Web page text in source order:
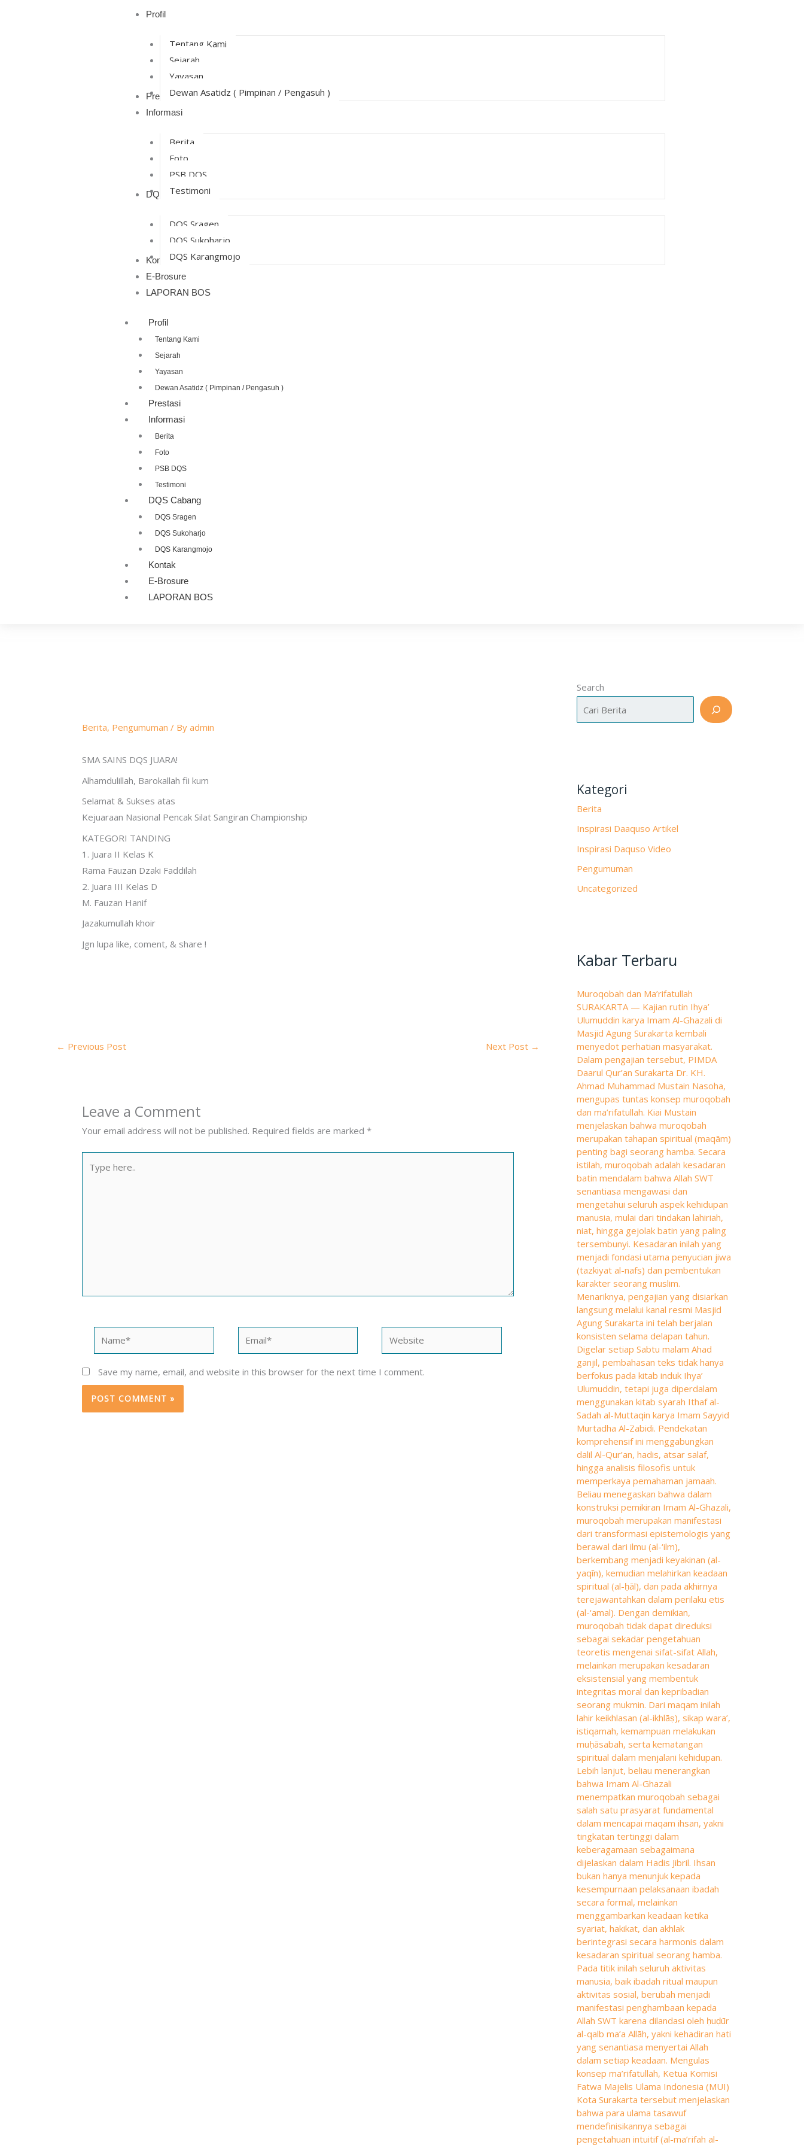
Profil
Tentang Kami
Sejarah
Yayasan
Dewan Asatidz ( Pimpinan / Pengasuh )
Prestasi
Informasi
Berita
Foto
PSB DQS
Testimoni
DQS Cabang
DQS Sragen
DQS Sukoharjo
DQS Karangmojo
Kontak
E-Brosure
LAPORAN BOS
Profil
Tentang Kami
Sejarah
Yayasan
Dewan Asatidz ( Pimpinan / Pengasuh )
Prestasi
Informasi
Berita
Foto
PSB DQS
Testimoni
DQS Cabang
DQS Sragen
DQS Sukoharjo
DQS Karangmojo
Kontak
E-Brosure
LAPORAN BOS
Berita, Pengumuman / By admin
SMA SAINS DQS JUARA!
Alhamdulillah, Barokallah fii kum
Selamat & Sukses atas
Kejuaraan Nasional Pencak Silat Sangiran Championship
KATEGORI TANDING
1. Juara II Kelas K
Rama Fauzan Dzaki Faddilah
2. Juara III Kelas D
M. Fauzan Hanif
Jazakumullah khoir
Jgn lupa like, coment, & share !
← Previous Post Next Post →
Leave a Comment
Your email address will not be published. Required fields are marked *
here..
Website
Save my name, email, and website in this browser for the next time I comment.
Search
Kategori
Berita
Inspirasi Daaquso Artikel
Inspirasi Daquso Video
Pengumuman
Uncategorized
Kabar Terbaru
Muroqobah dan Ma’rifatullah
SURAKARTA — Kajian rutin Ihya’
Ulumuddin karya Imam Al-Ghazali di
Masjid Agung Surakarta kembali
menyedot perhatian masyarakat.
Dalam pengajian tersebut, PIMDA
Daarul Qur’an Surakarta Dr. KH.
Ahmad Muhammad Mustain Nasoha,
mengupas tuntas konsep muroqobah
dan ma’rifatullah. Kiai Mustain
menjelaskan bahwa muroqobah
merupakan tahapan spiritual (maqām)
penting bagi seorang hamba. Secara
istilah, muroqobah adalah kesadaran
batin mendalam bahwa Allah SWT
senantiasa mengawasi dan
mengetahui seluruh aspek kehidupan
manusia, mulai dari tindakan lahiriah,
niat, hingga gejolak batin yang paling
tersembunyi. Kesadaran inilah yang
menjadi fondasi utama penyucian jiwa
(tazkiyat al-nafs) dan pembentukan
karakter seorang muslim.
Menariknya, pengajian yang disiarkan
langsung melalui kanal resmi Masjid
Agung Surakarta ini telah berjalan
konsisten selama delapan tahun.
Digelar setiap Sabtu malam Ahad
ganjil, pembahasan teks tidak hanya
berfokus pada kitab induk Ihya’
Ulumuddin, tetapi juga diperdalam
menggunakan kitab syarah Ithaf al-
Sadah al-Muttaqin karya Imam Sayyid
Murtadha Al-Zabidi. Pendekatan
komprehensif ini menggabungkan
dalil Al-Qur’an, hadis, atsar salaf,
hingga analisis filosofis untuk
memperkaya pemahaman jamaah.
Beliau menegaskan bahwa dalam
konstruksi pemikiran Imam Al-Ghazali,
muroqobah merupakan manifestasi
dari transformasi epistemologis yang
berawal dari ilmu (al-‘ilm),
berkembang menjadi keyakinan (al-
yaqīn), kemudian melahirkan keadaan
spiritual (al-ḥāl), dan pada akhirnya
terejawantahkan dalam perilaku etis
(al-‘amal). Dengan demikian,
muroqobah tidak dapat direduksi
sebagai sekadar pengetahuan
teoretis mengenai sifat-sifat Allah,
melainkan merupakan kesadaran
eksistensial yang membentuk
integritas moral dan kepribadian
seorang mukmin. Dari maqam inilah
lahir keikhlasan (al-ikhlāṣ), sikap wara’,
istiqamah, kemampuan melakukan
muḥāsabah, serta kematangan
spiritual dalam menjalani kehidupan.
Lebih lanjut, beliau menerangkan
bahwa Imam Al-Ghazali
menempatkan muroqobah sebagai
salah satu prasyarat fundamental
dalam mencapai maqam ihsan, yakni
tingkatan tertinggi dalam
keberagamaan sebagaimana
dijelaskan dalam Hadis Jibril. Ihsan
bukan hanya menunjuk kepada
kesempurnaan pelaksanaan ibadah
secara formal, melainkan
menggambarkan keadaan ketika
syariat, hakikat, dan akhlak
berintegrasi secara harmonis dalam
kesadaran spiritual seorang hamba.
Pada titik inilah seluruh aktivitas
manusia, baik ibadah ritual maupun
aktivitas sosial, berubah menjadi
manifestasi penghambaan kepada
Allah SWT karena dilandasi oleh ḥuḍūr
al-qalb ma’a Allāh, yakni kehadiran hati
yang senantiasa menyertai Allah
dalam setiap keadaan. Mengulas
konsep ma’rifatullah, Ketua Komisi
Fatwa Majelis Ulama Indonesia (MUI)
Kota Surakarta tersebut menjelaskan
bahwa para ulama tasawuf
mendefinisikannya sebagai
pengetahuan intuitif (al-ma’rifah al-